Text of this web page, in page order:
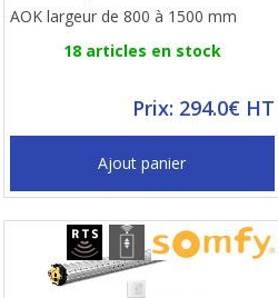
AOK largeur de 800 à 1500 mm
18 articles en stock
Prix: 294.0€ HT
Ajout panier